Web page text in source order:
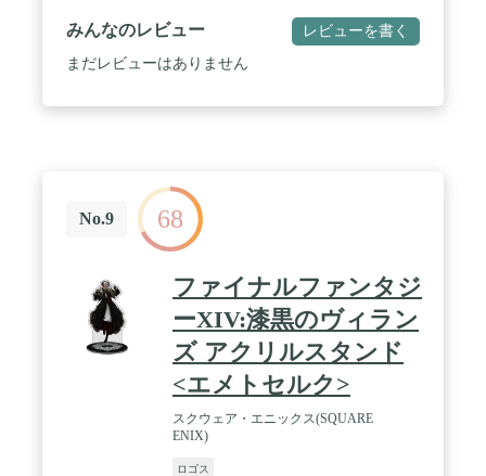
みんなのレビュー レビューを書く
まだレビューはありません
No.9 68
ファイナルファンタジ
ーXIV:漆黒のヴィラン
ズ アクリルスタンド
<エメトセルク>
スクウェア・エニックス(SQUARE
ENIX)
ロゴス